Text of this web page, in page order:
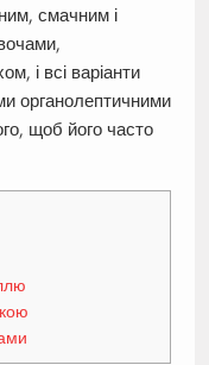
смачним і
і всі варіанти
органолептичними
щоб його часто